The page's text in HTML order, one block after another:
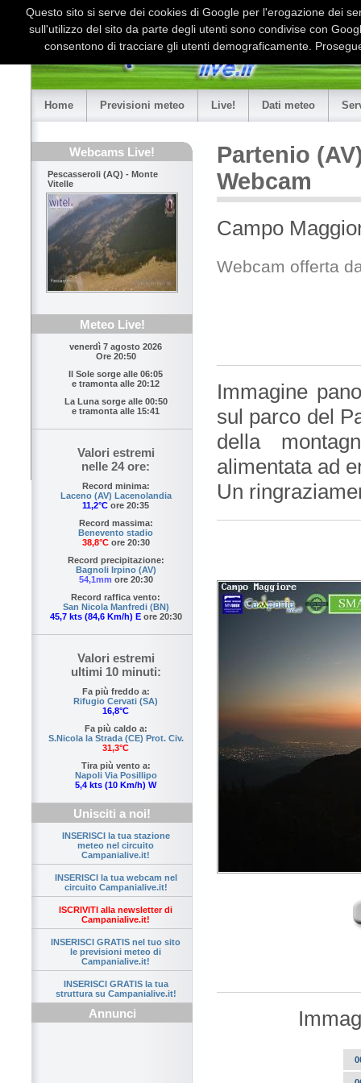
Home Previsioni meteo Live! Dati meteo
Webcams Live!
Pescasseroli (AQ) - Monte
Vitelle
Meteo Live!
venerdì 7 agosto 2026
Ore 20:50
Il Sole sorge alle 06:05
e tramonta alle 20:12
La Luna sorge alle 00:50
e tramonta alle 15:41
Valori estremi
nelle 24 ore:
Record minima:
Laceno (AV) Lacenolandia
11,2°C ore 20:35
Record massima:
Benevento stadio
38,8°Core 20:30
Record precipitazione:
Bagnoli Irpino (AV)
54,1mm ore 20:30
Record raffica vento:
San Nicola Manfredi (BN)
45,7 kts (84,6 Km/h) Eore 20:30
Valori estremi
ultimi 10 minuti:
Fa più freddo a:
Rifugio Cervati (SA)
16,8°C
Fa più caldo a:
S.Nicola la Strada (CE) Prot. Civ.
31,3°C
Tira più vento a:
Napoli Via Posillipo
5,4 kts (10 Km/h) W
Unisciti a noi!
INSERISCI la tua stazione
meteo nel circuito
Campanialive.it!
INSERISCI la tua webcam nel
circuito Campanialive.it!
ISCRIVITI alla newsletter di
Campanialive.it!
INSERISCI GRATIS nel tuo sito
le previsioni meteo di
Campanialive.it!
INSERISCI GRATIS la tua
struttura su Campanialive.it!
Annunci
Partenio
Webcam
Campo
Webcam offerta
Immagine
sul parco del
della
alimentata ad
Un
Questo sito si serve dei cookies di Google per l'erogazione dei
sull'utilizzo del sito da parte degli utenti sono condivise con
consentono di tracciare gli utenti demograficamente.